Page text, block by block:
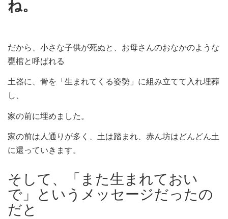
ね。
だから、小さな子供が死ぬと、お母さんのおなかのような
甕棺と呼ばれる
土器に、骨を「生まれてくる姿勢」に組み立てて入れ埋葬
し、
家の前に埋めました。
家の前は人通りが多く、土は踏まれ、赤ん坊はどんどん土
に還っていきます。
そして、「また生まれておい
で」というメッセージだったの
だと